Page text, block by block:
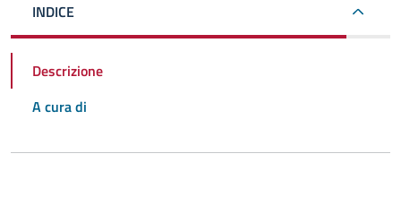
INDICE
Descrizione
A cura di